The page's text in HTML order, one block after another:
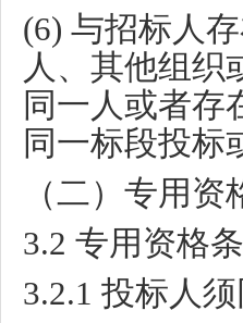
(6) 与招标人
人、其他组织
同一人或者存
同一标段投标
（二）专用资
3.2 专用资格条
3.2.1 投标人